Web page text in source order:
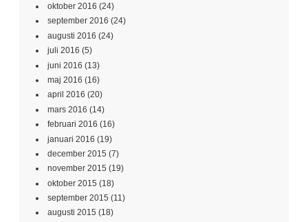
oktober 2016 (24)
september 2016 (24)
augusti 2016 (24)
juli 2016 (5)
juni 2016 (13)
maj 2016 (16)
april 2016 (20)
mars 2016 (14)
februari 2016 (16)
januari 2016 (19)
december 2015 (7)
november 2015 (19)
oktober 2015 (18)
september 2015 (11)
augusti 2015 (18)